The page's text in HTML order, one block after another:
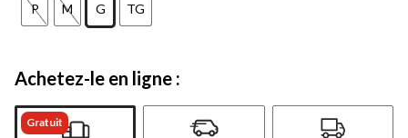
P M G TG
Achetez-le en ligne :
Gratuit